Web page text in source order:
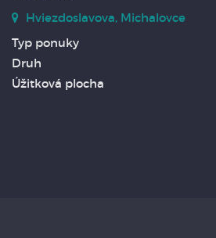
Hviezdoslavova, Michalovce
Typ ponuky
Druh
Úžitková plocha